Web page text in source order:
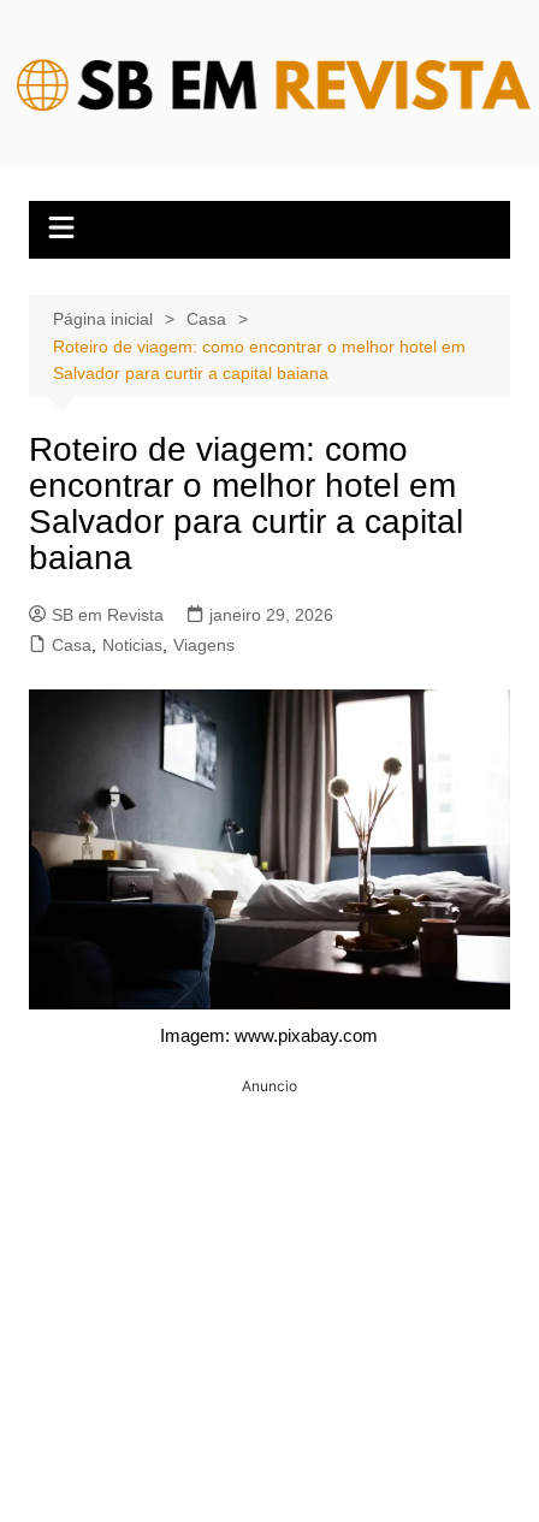
conteúdo
Página inicial
Casa
Roteiro de viagem: como encontrar o melhor hotel em
Salvador para curtir a capital baiana
Roteiro de viagem: como
encontrar o melhor hotel em
Salvador para curtir a capital
baiana
SB em Revista
janeiro 29, 2026
Casa
Noticias, Viagens
Imagem: www.pixabay.com
Anuncio